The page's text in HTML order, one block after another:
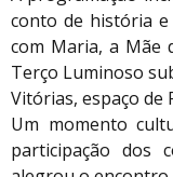
conto de história e
com Maria, a Mãe
Terço Luminoso
Vitórias, espaço de
Um momento
participação dos